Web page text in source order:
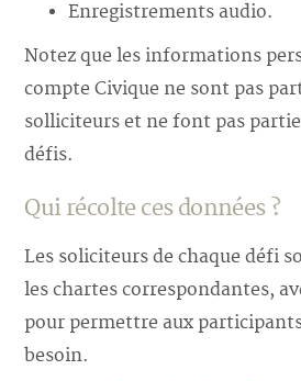
Enregistrements audio.
Notez que les informations
compte Civique ne sont pas
solliciteurs et ne font pas
défis.
Qui récolte ces données ?
Les soliciteurs de chaque défi
les chartes correspondantes,
pour permettre aux
besoin.